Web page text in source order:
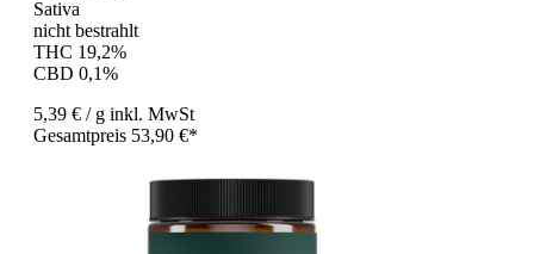
Sativa
nicht bestrahlt
THC 19,2%
CBD 0,1%
5,39 € / g inkl. MwSt
Gesamtpreis 53,90 €*